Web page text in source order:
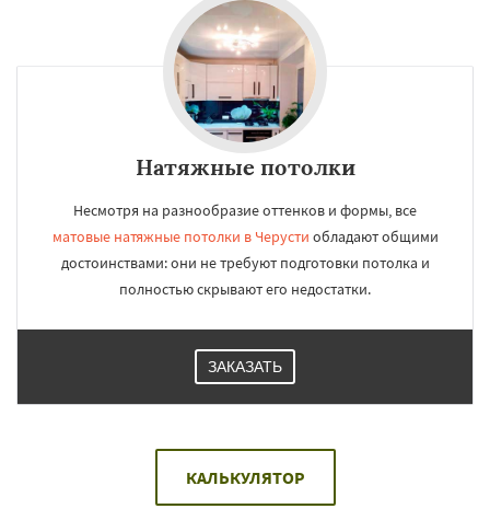
Натяжные потолки
Несмотря на разнообразие оттенков и формы, все
матовые натяжные потолки в Черусти обладают общими
достоинствами: они не требуют подготовки потолка и
полностью скрывают его недостатки.
ЗАКАЗАТЬ
КАЛЬКУЛЯТОР